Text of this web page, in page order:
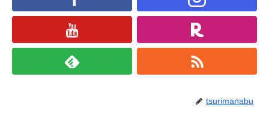
tsurimanabu